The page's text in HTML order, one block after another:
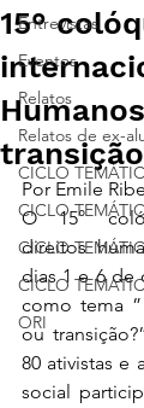
Entrevistas
Eventos
Relatos
Relatos de ex-
CICLO
CICLO
CICLO
CICLO
ORI
15°
Por Emile
O 15°
direitos
dias 1 e 6 de
como tema
ou
80 ativistas e
social